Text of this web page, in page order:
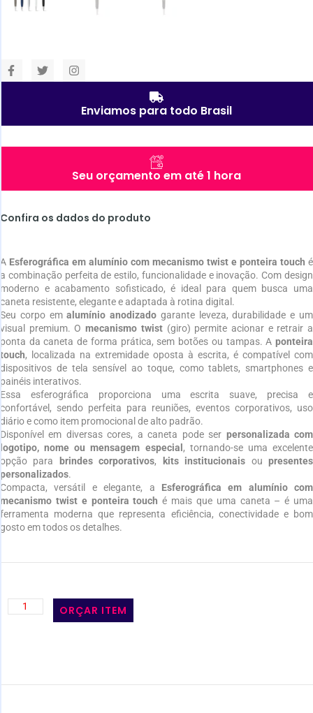
Enviamos para todo Brasil
Seu orçamento em até 1 hora
Confira os dados do produto
A Esferográfica em alumínio com mecanismo twist e ponteira touch é
a combinação perfeita de estilo, funcionalidade e inovação. Com design
moderno e acabamento sofisticado, é ideal para quem busca uma
caneta resistente, elegante e adaptada à rotina digital.
Seu corpo emalumínio anodizado garante leveza, durabilidade e um
visual premium. Omecanismo twist(giro) permite acionar e retrair a
ponta da caneta de forma prática, sem botões ou tampas. A ponteira
touch, localizada na extremidade oposta à escrita, é compatível com
dispositivos de tela sensível ao toque, como tablets, smartphones e
painéis interativos.
Essa esferográfica proporciona uma escrita suave, precisa e
confortável, sendo perfeita para reuniões, eventos corporativos, uso
diário e como item promocional de alto padrão.
Disponível em diversas cores, a caneta pode ser personalizada com
logotipo, nome ou mensagem especial , tornando-se uma excelente
opção para
brindes corporativos, kits institucionais oupresentes
personalizados.
Compacta, versátil e elegante, a Esferográfica em alumínio com
mecanismo twist e ponteira touch é mais que uma caneta – é uma
ferramenta moderna que representa eficiência, conectividade e bom
gosto em todos os detalhes.
ORÇAR ITEM